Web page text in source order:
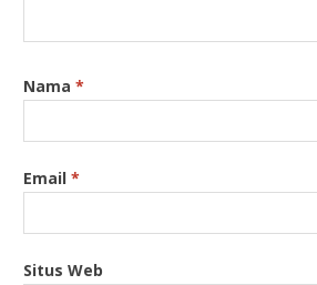
Nama*
Email*
Situs Web